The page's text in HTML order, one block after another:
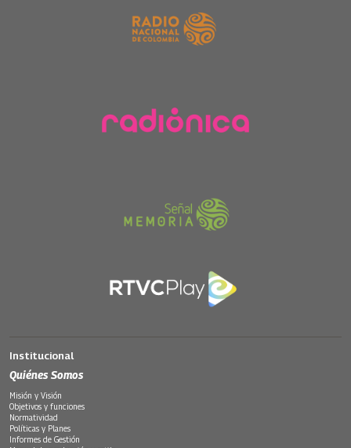
Institucional
Quiénes Somos
Misión y Visión
Objetivos y funciones
Normatividad
Políticas y Planes
Informes de Gestión